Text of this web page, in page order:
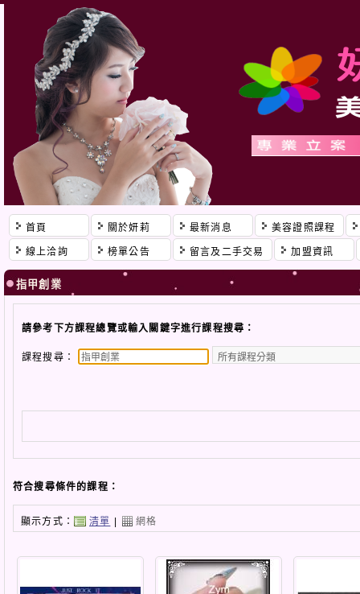
首頁 關於妍莉 最新消息 美容證照課程
線上洽詢 榜單公告 留言及二手交易 加盟資訊
指甲創業
請參考下方課程總覽或輸入關鍵字進行課程搜尋：
課程搜尋：
符合搜尋條件的課程：
顯示方式： 清單 | 網格